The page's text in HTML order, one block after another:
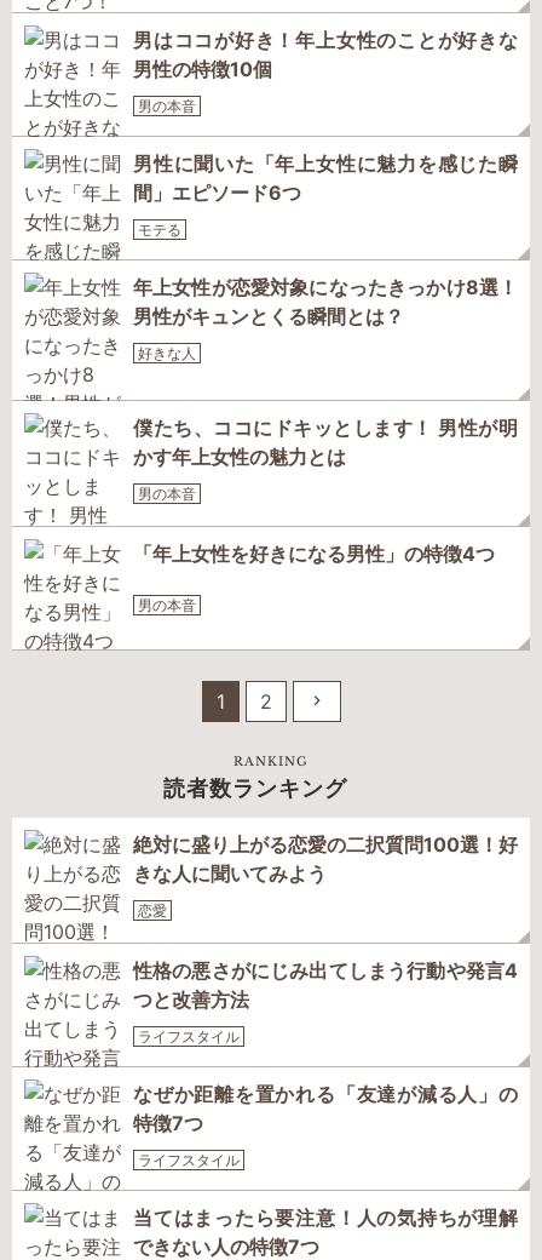
男はココが好き！年上女性のことが好きな
男性の特徴10個
男の本音
男性に聞いた「年上女性に魅力を感じた瞬
間」エピソード6つ
モテる
年上女性が恋愛対象になったきっかけ8選！
男性がキュンとくる瞬間とは？
好きな人
僕たち、ココにドキッとします！ 男性が明
かす年上女性の魅力とは
男の本音
「年上女性を好きになる男性」の特徴4つ
男の本音
1 2
RANKING
読者数ランキング
絶対に盛り上がる恋愛の二択質問100選！好
きな人に聞いてみよう
恋愛
性格の悪さがにじみ出てしまう行動や発言4
つと改善方法
ライフスタイル
なぜか距離を置かれる「友達が減る人」の
特徴7つ
ライフスタイル
当てはまったら要注意！人の気持ちが理解
できない人の特徴7つ